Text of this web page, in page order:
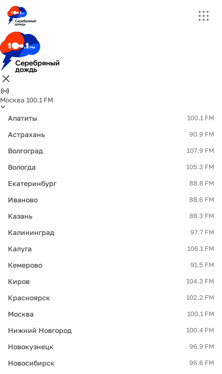
Москва 100.1 FM
Апатиты 100.1 FM
Астрахань 90.9 FM
Волгоград 107.9 FM
Вологда 105.3 FM
Екатеринбург 88.8 FM
Иваново 88.6 FM
Казань 88.3 FM
Калининград 97.7 FM
Калуга 106.1 FM
Кемерово 91.5 FM
Киров 104.3 FM
Красноярск 102.2 FM
Москва 100.1 FM
Нижний Новгород 100.4 FM
Новокузнецк 96.9 FM
Новосибирск 96.6 FM